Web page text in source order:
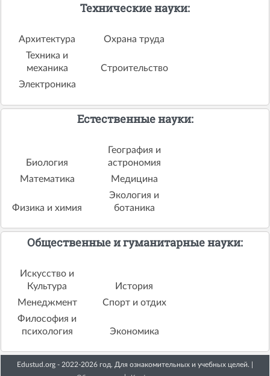
Технические науки:
Архитектура
Охрана труда
Техника и
механика
Строительство
Электроника
Естественные науки:
Биология
География и
астрономия
Математика
Медицина
Физика и химия
Экология и
ботаника
Общественные и гуманитарные науки:
Искусство и
Культура
История
Менеджмент
Спорт и отдих
Философия и
психология
Экономика
Edustud.org - 2022-2026 год. Для ознакомительных и учебных целей. |